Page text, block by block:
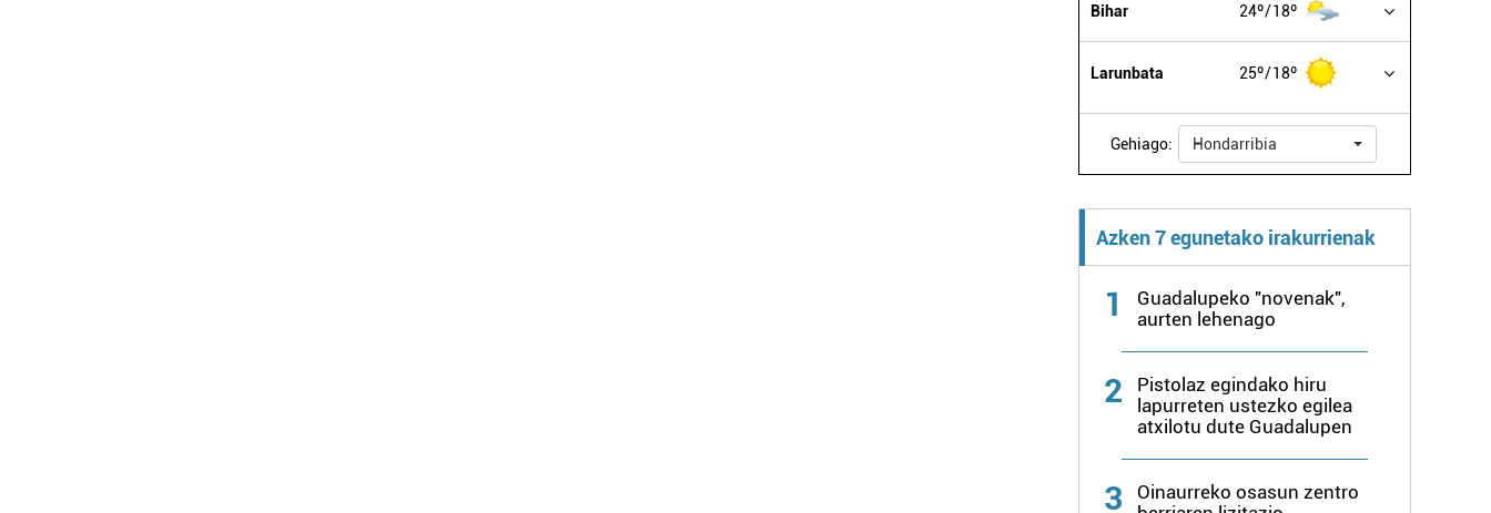
Bihar 24º 18º
Larunbata 25º 18º
Gehiago: Hondarribia
Azken 7 egunetako irakurrienak
1
Guadalupeko "novenak",
aurten lehenago
2
Pistolaz egindako hiru
lapurreten ustezko egilea
atxilotu dute Guadalupen
3
Oinaurreko osasun zentro